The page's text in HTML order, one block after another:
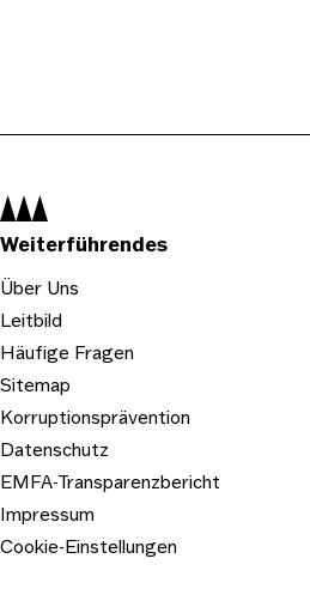
Navigation:
Weiterführendes
Über Uns
Leitbild
Häufige Fragen
Sitemap
Korruptionsprävention
Datenschutz
EMFA-Transparenzbericht
Impressum
Cookie-Einstellungen